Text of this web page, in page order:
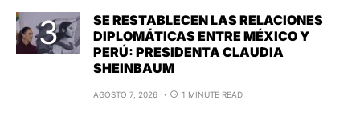
SE RESTABLECEN LAS RELACIONES
DIPLOMÁTICAS ENTRE MÉXICO Y
PERÚ: PRESIDENTA CLAUDIA
SHEINBAUM
AGOSTO 7, 2026 1 MINUTE READ